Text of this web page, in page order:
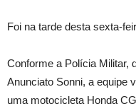
Foi na tarde desta sexta-
Conforme a Polícia Militar,
Anunciato Sonni, a equipe
uma motocicleta Honda